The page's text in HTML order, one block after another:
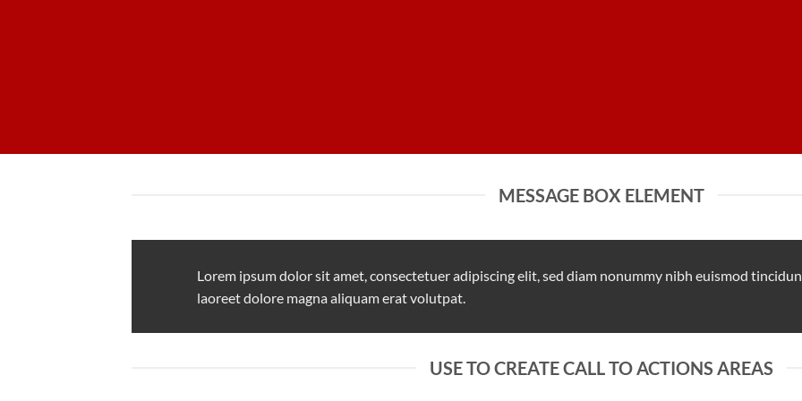
MESSAGE BOX ELEMENT
Lorem ipsum dolor sit amet, consectetuer adipiscing elit, sed diam nonummy nibh euismod
laoreet dolore magna aliquam erat volutpat.
USE TO CREATE CALL TO ACTIONS AREAS